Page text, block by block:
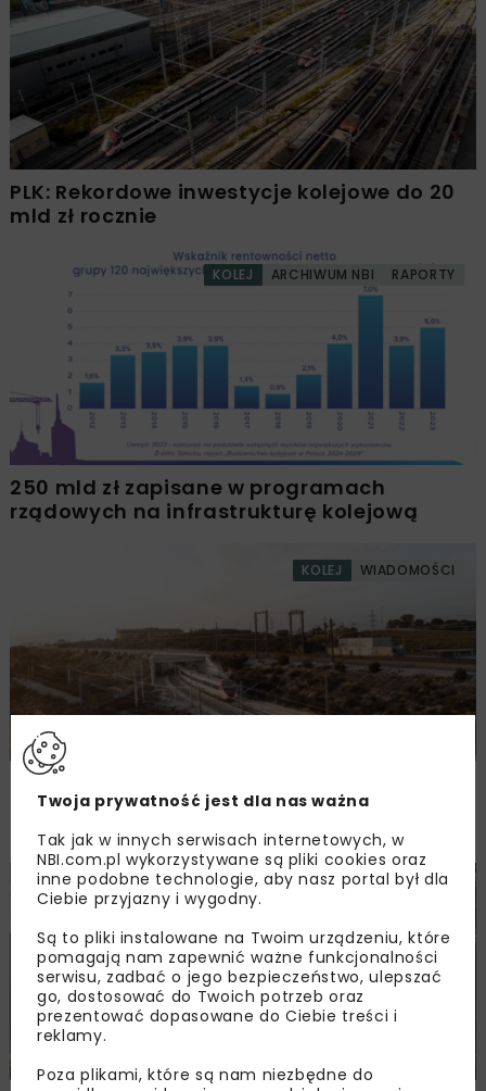
PLK: Rekordowe inwestycje kolejowe do 20
mld zł rocznie
KOLEJ ARCHIWUM NBI RAPORTY
250 mld zł zapisane w programach
rządowych na infrastrukturę kolejową
KOLEJ WIADOMOŚCI
Branża budownictwa kolejowego w trudnej
sytuacji po dwuletnim wyhamowaniu
zamówień
KOLEJ WIADOMOŚCI
Twoja prywatność jest dla nas ważna
Tak jak w innych serwisach internetowych, w
NBI.com.pl wykorzystywane są pliki cookies oraz
inne podobne technologie, aby nasz portal był dla
Ciebie przyjazny i wygodny.
Są to pliki instalowane na Twoim urządzeniu, które
pomagają nam zapewnić ważne funkcjonalności
serwisu, zadbać o jego bezpieczeństwo, ulepszać
go, dostosować do Twoich potrzeb oraz
prezentować dopasowane do Ciebie treści i
reklamy.
Poza plikami, które są nam niezbędne do